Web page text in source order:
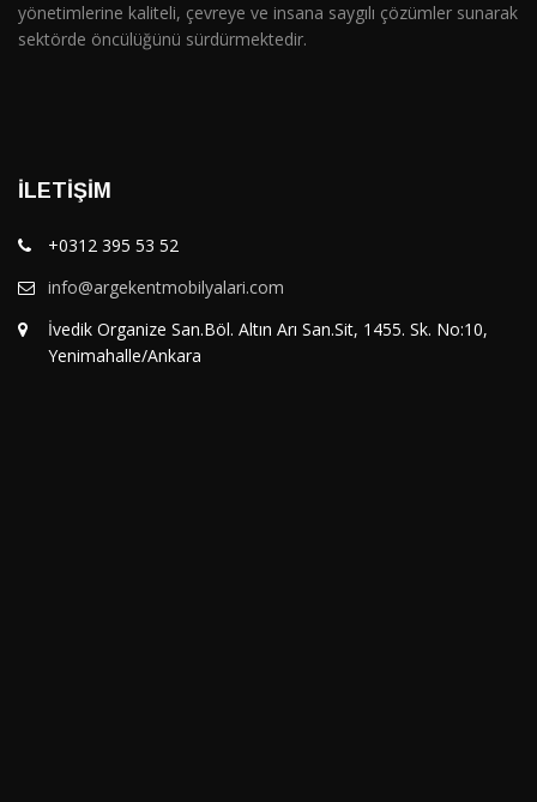
yönetimlerine kaliteli, çevreye ve insana saygılı çözümler sunarak
sektörde öncülüğünü sürdürmektedir.
İLETIŞIM
+0312 395 53 52
info@argekentmobilyalari.com
İvedik Organize San.Böl. Altın Arı San.Sit, 1455. Sk. No:10,
Yenimahalle/Ankara